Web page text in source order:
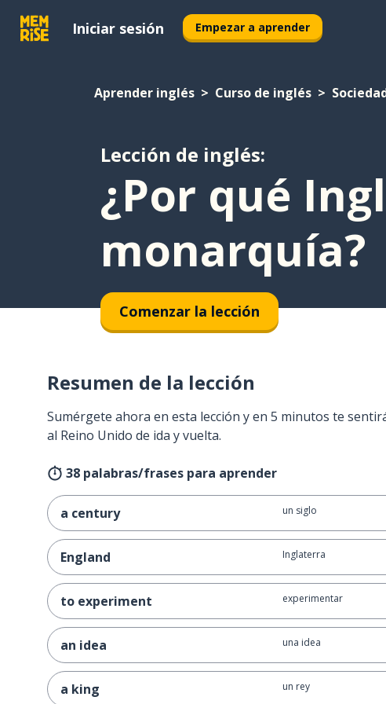
Iniciar sesión Empezar a aprender
Aprender inglés Curso de inglés
Lección de inglés:
¿Por qué
monarquía?
Comenzar la lección
Resumen de la lección
Sumérgete ahora en esta lección y en 5 minutos te
al Reino Unido de ida y vuelta.
38 palabras/frases para aprender
a century un siglo
England Inglaterra
to experiment experimentar
an idea una idea
a king un rey